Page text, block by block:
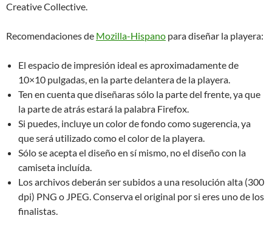
Creative Collective.
Recomendaciones de Mozilla-Hispano para diseñar la playera:
El espacio de impresión ideal es aproximadamente de
10×10 pulgadas, en la parte delantera de la playera.
Ten en cuenta que diseñaras sólo la parte del frente, ya que
la parte de atrás estará la palabra Firefox.
Si puedes, incluye un color de fondo como sugerencia, ya
que será utilizado como el color de la playera.
Sólo se acepta el diseño en sí mismo, no el diseño con la
camiseta incluída.
Los archivos deberán ser subidos a una resolución alta (300
dpi) PNG o JPEG. Conserva el original por si eres uno de los
finalistas.